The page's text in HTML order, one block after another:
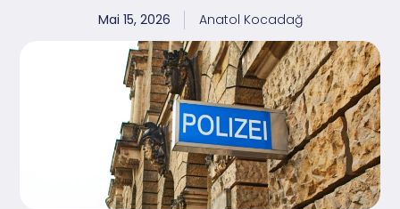
Mai 15, 2026 Anatol Kocadağ